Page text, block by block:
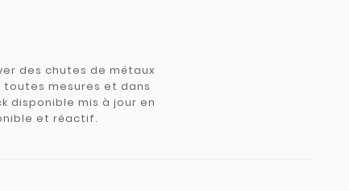
des chutes de métaux
mesures et dans
disponible mis à jour en
et réactif.